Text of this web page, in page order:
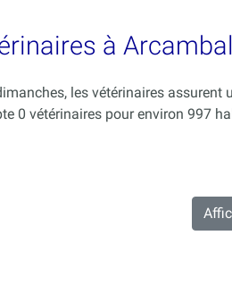
à
les vétérinaires assurent
0 vétérinaires pour environ 997